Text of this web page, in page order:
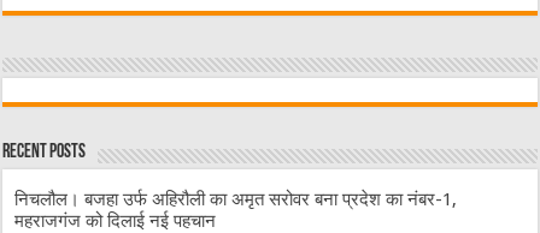
Recent Posts
निचलौल। बजहा उर्फ अहिरौली का अमृत सरोवर बना प्रदेश का नंबर-1,
महराजगंज को दिलाई नई पहचान